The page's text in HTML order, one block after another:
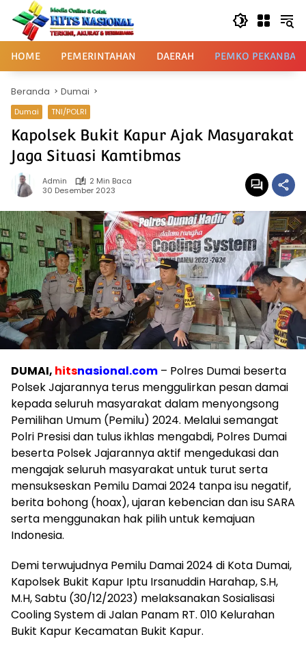
Langsung
konten
HOME PEMERINTAHAN DAERAH PEMKO
Beranda Dumai
Dumai TNI/POLRI
Kapolsek Bukit Kapur Ajak Masyarakat
Jaga Situasi Kamtibmas
Admin
2 Min Baca
30 Desember 2023
DUMAI, hitsnasional.com – Polres Dumai beserta
Polsek Jajarannya terus menggulirkan pesan damai
kepada seluruh masyarakat dalam menyongsong
Pemilihan Umum (Pemilu) 2024. Melalui semangat
Polri Presisi dan tulus ikhlas mengabdi, Polres Dumai
beserta Polsek Jajarannya aktif mengedukasi dan
mengajak seluruh masyarakat untuk turut serta
mensukseskan Pemilu Damai 2024 tanpa isu negatif,
berita bohong (hoax), ujaran kebencian dan isu SARA
serta menggunakan hak pilih untuk kemajuan
Indonesia.
Demi terwujudnya Pemilu Damai 2024 di Kota Dumai,
Kapolsek Bukit Kapur Iptu Irsanuddin Harahap, S.H,
M.H, Sabtu (30/12/2023) melaksanakan Sosialisasi
Cooling System di Jalan Panam RT. 010 Kelurahan
Bukit Kapur Kecamatan Bukit Kapur.